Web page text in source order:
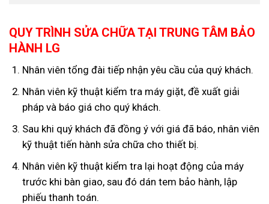
QUY TRÌNH SỬA CHỮA TẠI TRUNG TÂM BẢO
HÀNH LG
Nhân viên tổng đài tiếp nhận yêu cầu của quý khách.
Nhân viên kỹ thuật kiểm tra máy giặt, đề xuất giải
pháp và báo giá cho quý khách.
Sau khi quý khách đã đồng ý với giá đã báo, nhân viên
kỹ thuật tiến hành sửa chữa cho thiết bị.
Nhân viên kỹ thuật kiểm tra lại hoạt động của máy
trước khi bàn giao, sau đó dán tem bảo hành, lập
phiếu thanh toán.